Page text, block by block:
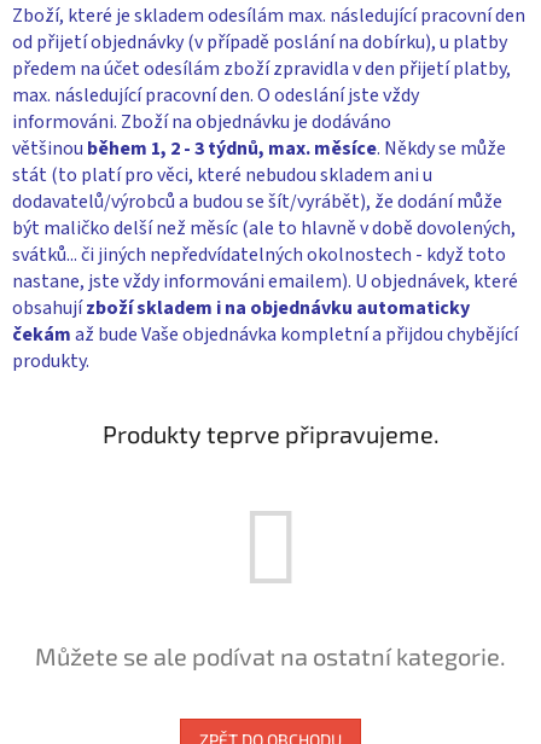
Zboží, které je skladem odesílám max. následující pracovní den
od přijetí objednávky (v případě poslání na dobírku), u platby
předem na účet odesílám zboží zpravidla v den přijetí platby,
max. následující pracovní den. O odeslání jste vždy
informováni. Zboží na objednávku je dodáváno
většinou během 1, 2 - 3 týdnů, max. měsíce. Někdy se může
stát (to platí pro věci, které nebudou skladem ani u
dodavatelů/výrobců a budou se šít/vyrábět), že dodání může
být maličko delší než měsíc (ale to hlavně v době dovolených,
svátků... či jiných nepředvídatelných okolnostech - když toto
nastane, jste vždy informováni emailem). U objednávek, které
obsahujízboží skladem i na objednávku automaticky
čekámaž bude Vaše objednávka kompletní a přijdou chybějící
produkty.
Produkty teprve připravujeme.
Můžete se ale podívat na ostatní kategorie.
ZPĚT DO OBCHODU